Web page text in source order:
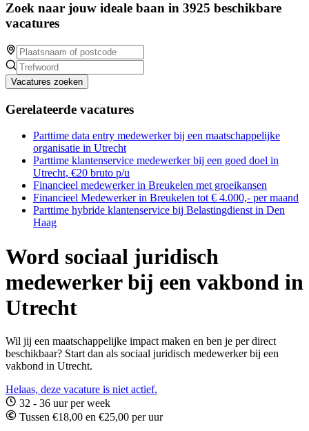
Zoek naar jouw ideale baan in 3925 beschikbare
vacatures
Vacatures zoeken
Gerelateerde vacatures
Parttime data entry medewerker bij een maatschappelijke
organisatie in Utrecht
Parttime klantenservice medewerker bij een goed doel in
Utrecht, €20 bruto p/u
Financieel medewerker in Breukelen met groeikansen
Financieel Medewerker in Breukelen tot € 4.000,- per maand
Parttime hybride klantenservice bij Belastingdienst in Den
Haag
Word sociaal juridisch
medewerker bij een vakbond in
Utrecht
Wil jij een maatschappelijke impact maken en ben je per direct
beschikbaar? Start dan als sociaal juridisch medewerker bij een
vakbond in Utrecht.
Helaas, deze vacature is niet actief.
32 - 36 uur per week
Tussen €18,00 en €25,00 per uur